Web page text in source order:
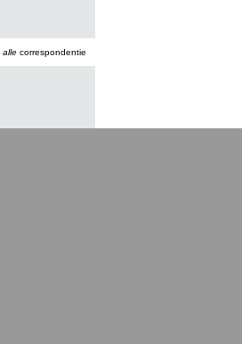
allecorrespondentie